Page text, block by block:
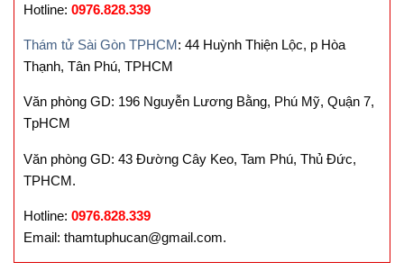
Hotline: 0976.828.339
Thám tử Sài Gòn TPHCM: 44 Huỳnh Thiện Lộc, p Hòa
Thạnh, Tân Phú, TPHCM
Văn phòng GD: 196 Nguyễn Lương Bằng, Phú Mỹ, Quận 7,
TpHCM
Văn phòng GD: 43 Đường Cây Keo, Tam Phú, Thủ Đức,
TPHCM.
Hotline: 0976.828.339
Email: thamtuphucan@gmail.com.